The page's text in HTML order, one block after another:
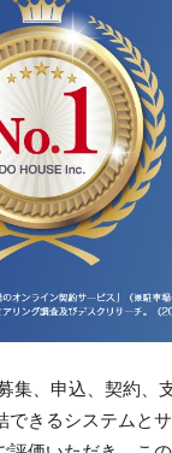
集、申込、契約、
できるシステムと